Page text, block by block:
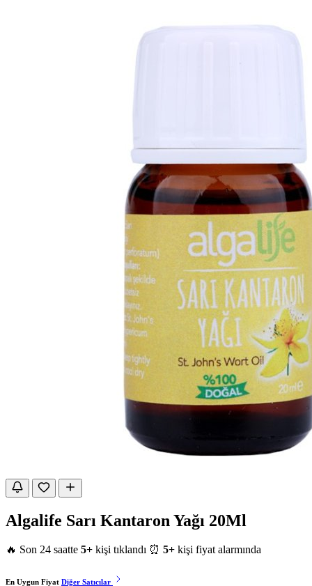
Algalife Sarı Kantaron Yağı 20Ml
🔥 Son 24 saatte 5+ kişi tıklandı ⏰ 5+ kişi fiyat alarmında
En Uygun Fiyat Diğer Satıcılar